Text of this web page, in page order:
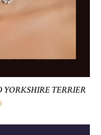
YORKSHIRE TERRIER